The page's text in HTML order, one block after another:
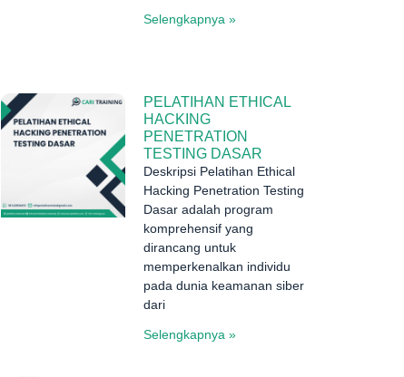
Selengkapnya »
PELATIHAN ETHICAL
HACKING
PENETRATION
TESTING DASAR
Deskripsi Pelatihan Ethical
Hacking Penetration Testing
Dasar adalah program
komprehensif yang
dirancang untuk
memperkenalkan individu
pada dunia keamanan siber
dari
Selengkapnya »